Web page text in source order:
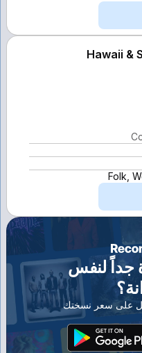
Hawaii &
Folk,
جداً لنفس
على سعر نسختك